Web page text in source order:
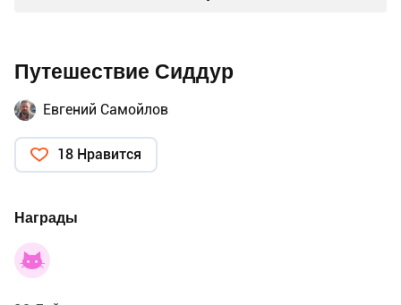
Путешествие Сиддур
Евгений Самойлов
18 Нравится
Награды